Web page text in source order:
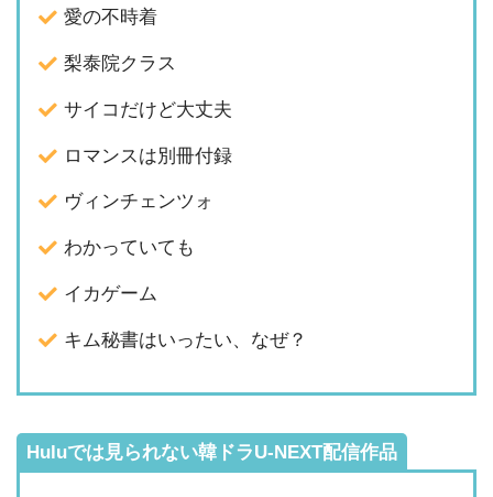
愛の不時着
梨泰院クラス
サイコだけど大丈夫
ロマンスは別冊付録
ヴィンチェンツォ
わかっていても
イカゲーム
キム秘書はいったい、なぜ？
Huluでは見られない韓ドラU-NEXT配信作品